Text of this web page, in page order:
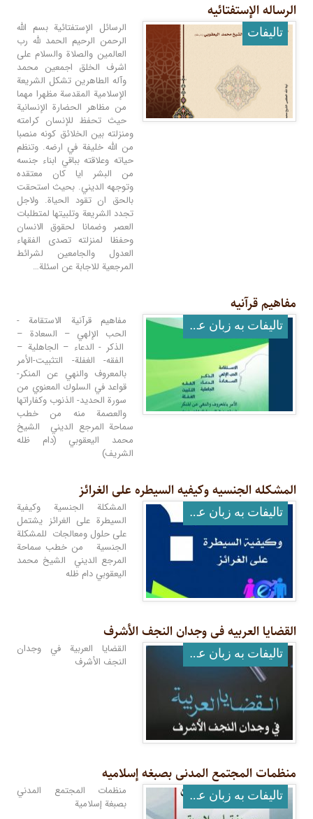
الرساله الإستفتائیه
تالیفات
الرسائل الإستفتائية بسم الله
الرحمن الرحيم الحمد لله رب
العالمین والصلاة والسلام علی
اشرف الخلق اجمعین محمد
وآله الطاهرین تشكل الشريعة
الإسلامية المقدسة مظهرا مهما
من مظاهر الحضارة الإنسانية
حيث تحفظ للإنسان كرامته
ومنزلته بين الخلائق كونه منصبا
من الله خليفة في ارضه. وتنظم
حياته وعلاقته بباقي ابناء جنسه
من البشر ايا كان معتقده
وتوجهه الديني. بحيث استحقت
بالحق ان تقود الحياة. ولاجل
تجدد الشريعة وتلبيتها لمتطلبات
العصر وضمانا لحقوق الانسان
وحفظا لمنزلته تصدى الفقهاء
العدول والجامعين لشرائط
المرجعية للاجابة عن اسئلة…
مفاهیم قرآنیه
تالیفات به زبان عربی
مفاهيم قرآنية الاستقامة -
الحب الإلهي – السعادة –
الذكر - الدعاء – الجاهلية –
الفقه- الغفلة- التثبيت-الأمر
بالمعروف والنهي عن المنكر-
قواعد في السلوك المعنوي من
سورة الحديد- الذنوب وكفاراتها
والعصمة منه من خطب
سماحة المرجع الديني الشيخ
محمد اليعقوبي (دام ظله
الشريف)
المشکله الجنسیه وکیفیه السیطره على الغرائز
تالیفات به زبان عربی
المشكلة الجنسية وكيفية
السيطرة على الغرائز يشتمل
على حلول ومعالجات للمشكلة
الجنسية من خطب سماحة
المرجع الديني الشيخ محمد
اليعقوبي دام ظله
القضایا العربیه فی وجدان النجف الأشرف
تالیفات به زبان عربی
القضايا العربية في وجدان
النجف الأشرف
منظمات المجتمع المدنی بصبغه إسلامیه
تالیفات به زبان عربی
منظمات المجتمع المدني
بصبغة إسلامية